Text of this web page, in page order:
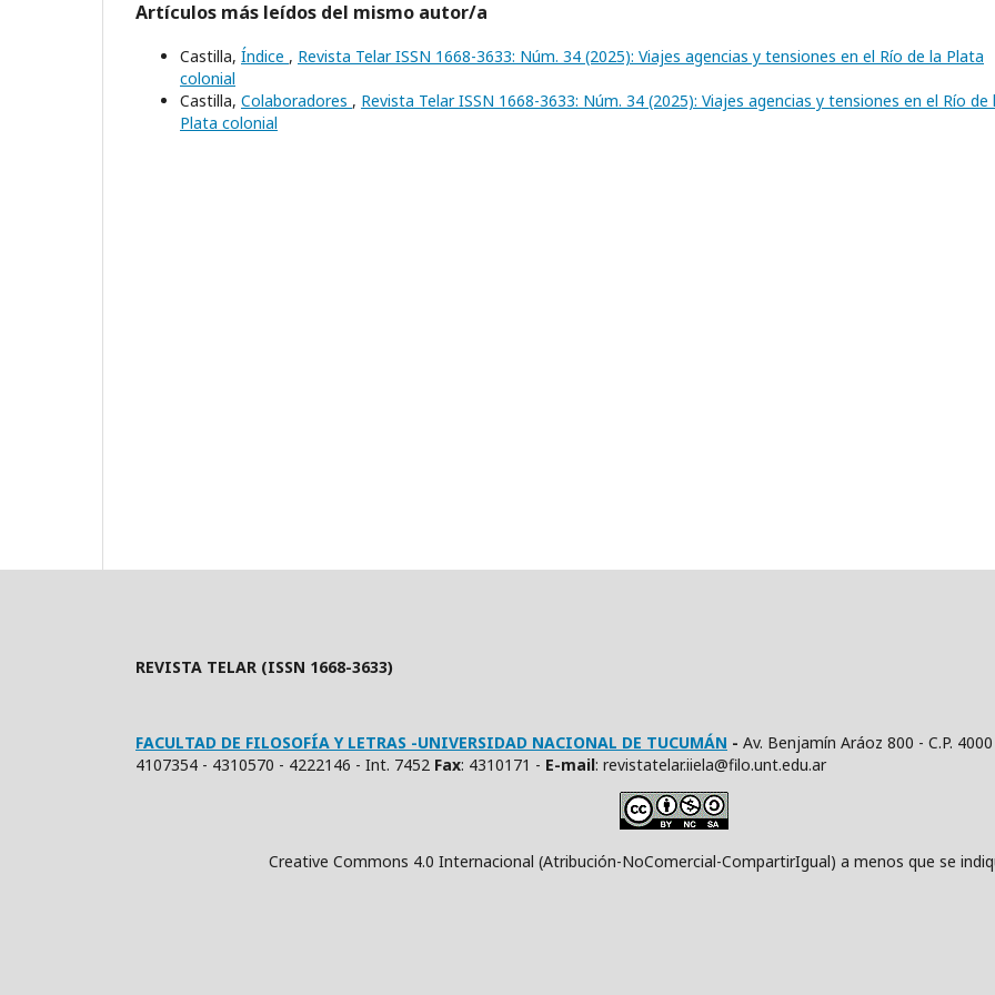
Artículos más leídos del mismo autor/a
Castilla, Índice , Revista Telar ISSN 1668-3633: Núm. 34 (2025): Viajes agencias y tensiones en el Río de la Plata
colonial
Castilla, Colaboradores , Revista Telar ISSN 1668-3633: Núm. 34 (2025): Viajes agencias y tensiones en el Río de
Plata colonial
REVISTA TELAR (ISSN 1668-3633)
FACULTAD DE FILOSOFÍA Y LETRAS -UNIVERSIDAD NACIONAL DE TUCUMÁN - Av. Benjamín Aráoz 800 - C.P.
4107354 - 4310570 - 4222146 - Int. 7452 Fax: 4310171 - E-mail: revistatelar.iiela@filo.unt.edu.ar
Creative Commons 4.0 Internacional (Atribución-NoComercial-CompartirIgual) a menos que se